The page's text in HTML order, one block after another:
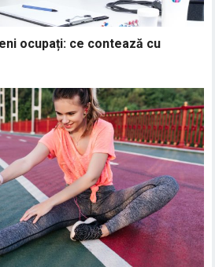
ocupați: ce contează cu